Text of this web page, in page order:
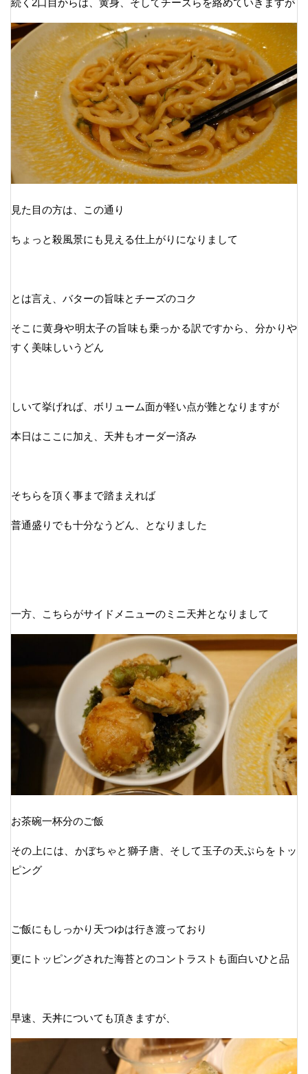
続く2口目からは、黄身、そしてチーズらを絡めていきますが
見た目の方は、この通り
ちょっと殺風景にも見える仕上がりになりまして
とは言え、バターの旨味とチーズのコク
そこに黄身や明太子の旨味も乗っかる訳ですから、分かりや
すく美味しいうどん
しいて挙げれば、ボリューム面が軽い点が難となりますが
本日はここに加え、天丼もオーダー済み
そちらを頂く事まで踏まえれば
普通盛りでも十分なうどん、となりました
一方、こちらがサイドメニューのミニ天丼となりまして
お茶碗一杯分のご飯
その上には、かぼちゃと獅子唐、そして玉子の天ぷらをトッ
ピング
ご飯にもしっかり天つゆは行き渡っており
更にトッピングされた海苔とのコントラストも面白いひと品
早速、天丼についても頂きますが、